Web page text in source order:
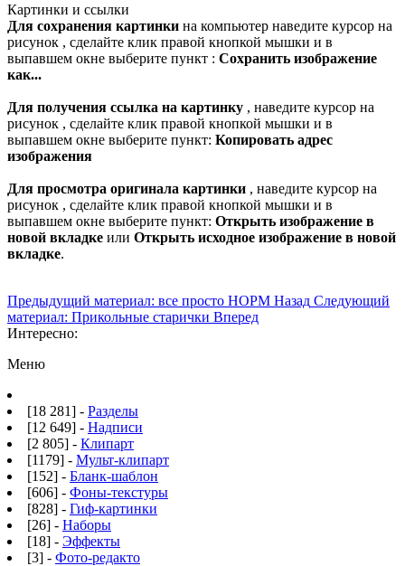
Картинки и ссылки
Для сохранения картинки на компьютер наведите курсор на
рисунок , сделайте клик правой кнопкой мышки и в
выпавшем окне выберите пункт : Сохранить изображение
как...
Для получения ссылка на картинку , наведите курсор на
рисунок , сделайте клик правой кнопкой мышки и в
выпавшем окне выберите пункт: Копировать адрес
изображения
Для просмотра оригинала картинки , наведите курсор на
рисунок , сделайте клик правой кнопкой мышки и в
выпавшем окне выберите пункт: Открыть изображение в
новой вкладке или Открыть исходное изображение в новой
вкладке.
Предыдущий материал: все просто НОРМ Назад Следующий
материал: Прикольные старички Вперед
Интересно:
Меню
[18 281] - Разделы
[12 649] - Надписи
[2 805] - Клипарт
[1179] - Мульт-клипарт
[152] - Бланк-шаблон
[606] - Фоны-текстуры
[828] - Гиф-картинки
[26] - Наборы
[18] - Эффекты
[3] - Фото-редакто